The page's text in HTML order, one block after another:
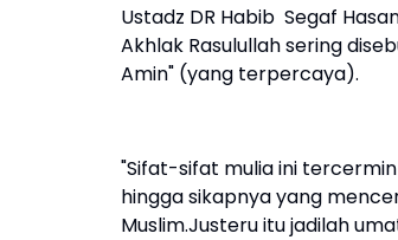
Ustadz DR Habib Segaf
Akhlak Rasulullah sering
Amin" (yang terpercaya).
"Sifat-sifat mulia ini
hingga sikapnya yang
Muslim.Justeru itu jadilah